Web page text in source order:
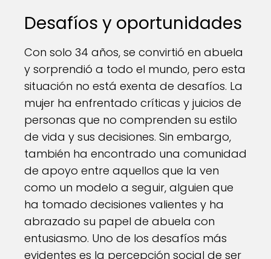
Desafíos y oportunidades
Con solo 34 años, se convirtió en abuela
y sorprendió a todo el mundo, pero esta
situación no está exenta de desafíos. La
mujer ha enfrentado críticas y juicios de
personas que no comprenden su estilo
de vida y sus decisiones. Sin embargo,
también ha encontrado una comunidad
de apoyo entre aquellos que la ven
como un modelo a seguir, alguien que
ha tomado decisiones valientes y ha
abrazado su papel de abuela con
entusiasmo. Uno de los desafíos más
evidentes es la percepción social de ser